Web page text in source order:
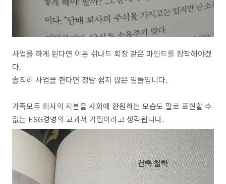
사업을 하게 된다면 이본 쉬나드 회장 같은 마인드를 장착해야겠
다.
솔직히 사업을 한다면 정말 쉽지 않은 일들입니다.
가족모두 회사의 지분을 사회에 환원하는 모습도 말로 표현할 수
없는 ESG경영의 교과서 기업이라고 생각됩니다.